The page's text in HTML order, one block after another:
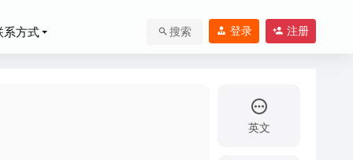
系方式 搜索 登录 注册
英文